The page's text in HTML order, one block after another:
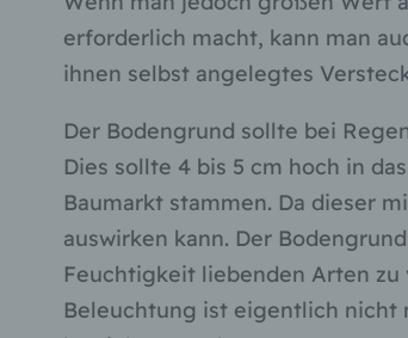
erforderlich macht, kann man
ihnen selbst angelegtes
Der Bodengrund sollte bei
Dies sollte 4 bis 5 cm hoch in
Baumarkt stammen. Da dieser
auswirken kann. Der
Feuchtigkeit liebenden Arten zu
Beleuchtung ist eigentlich nicht